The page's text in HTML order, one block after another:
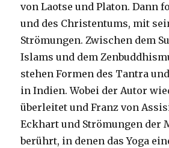
von Laotse und Platon. Dann
und des Christentums, mit
Strömungen. Zwischen dem
Islams und dem
stehen Formen des Tantra
in Indien. Wobei der Autor
überleitet und Franz von
Eckhart und Strömungen der
berührt, in denen das Yoga